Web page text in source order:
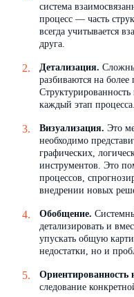
система
процесс — часть
всегда учитывается
друга.
Детализация.
разбиваются на
Структурированность
каждый этап процесса.
Визуализация. Это
необходимо
графических,
инструментов. Это
процессов,
внедрении новых
Обобщение.
детализировать и
упускать общую
недостатки, но и
Ориентированность
следование